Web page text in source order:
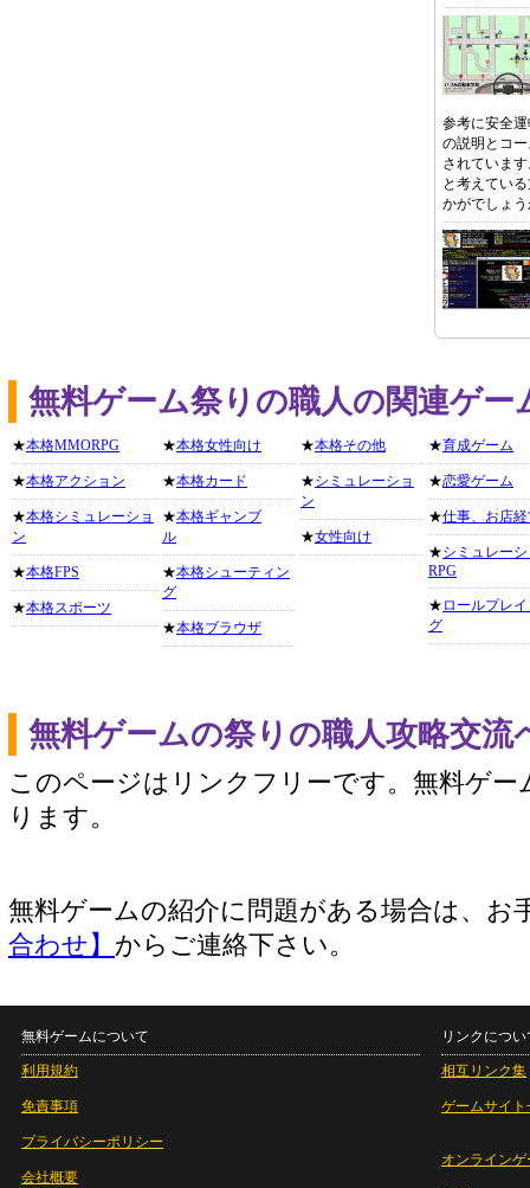
参考に安全
の説明とコ
されていま
と考えてい
かがでしょ
無料ゲーム祭りの職人の関連ゲー
★本格MMORPG
★本格アクション
★本格シミュレーショ
ン
★本格FPS
★本格スポーツ
★本格女性向け
★本格カード
★本格ギャンブ
ル
★本格シューティン
グ
★本格ブラウザ
★本格その他
★シミュレーショ
ン
★女性向け
★育成ゲーム
★恋愛ゲーム
★仕事、お店
★シミュレー
RPG
★ ロールプレ
グ
無料ゲームの祭りの職人攻略交流
このページはリンクフリーです。無料ゲー
ります。
無料ゲームの紹介に問題がある場合は、お
合わせ】 からご連絡下さい。
無料ゲームについて
利用規約
免責事項
プライバシーポリシー
会社概要
リンクについ
相互リンク集
ゲームサイト
オンラインゲ